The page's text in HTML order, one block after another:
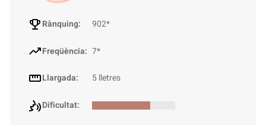
Rànquing: 902*
Freqüència: 7*
Llargada: 5 lletres
Dificultat: